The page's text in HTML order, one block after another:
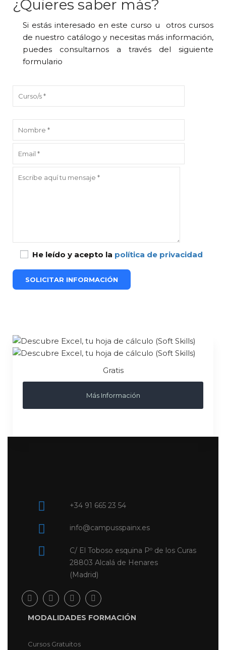
¿Quieres saber más?
Si estás interesado en este curso u otros cursos
de nuestro catálogo y necesitas más información,
puedes consultarnos a través del siguiente
formulario
He leído y acepto la política de privacidad
Gratis
Más Información
+34 91 665 23 54
info@campusspainx.es
C/ El Toboso esquina Pº de los Curas
28803 Alcalá de Henares
(Madrid)
MODALIDADES FORMACIÓN
Cursos Gratuitos